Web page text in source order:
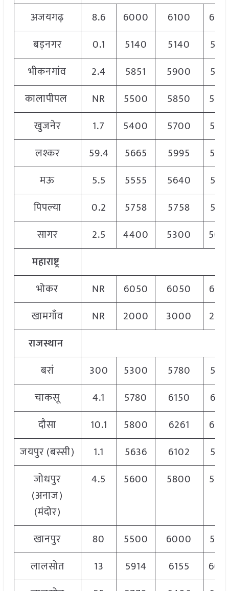
अजयगढ़
8.6 6000 6100
बड़नगर
0.1 5140 5140
भीकनगांव
2.4 5851 5900
कालापीपल
NR 5500 5850
खुजनेर
1.7 5400 5700
लश्कर
59.4 5665 5995
मऊ
5.5 5555 5640
पिपल्या
0.2 5758 5758
सागर
2.5 4400 5300
महाराष्ट्र
भोकर
NR 6050 6050
खामगाँव
NR 2000 3000
राजस्थान
बरां
300 5300 5780
चाकसू
4.1 5780 6150
दौसा
10.1 5800 6261
जयपुर (बस्सी)
1.1 5636 6102
जोधपुर
(अनाज)
(मंदोर)
4.5 5600 5800
खानपुर 80 5500 6000
लालसोत
13 5914 6155